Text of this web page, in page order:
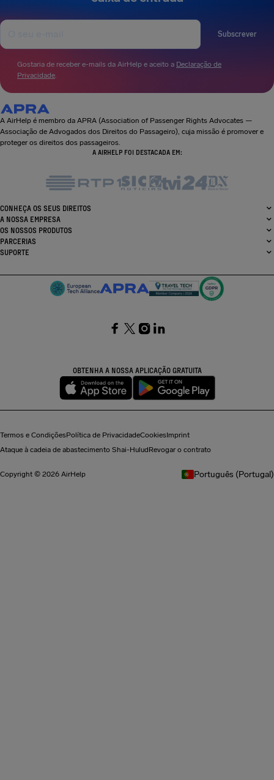
Subscrever
Gostaria de receber e-mails da AirHelp e aceito a Declaração de
Privacidade.
A AirHelp é membro da APRA (Association of Passenger Rights Advocates —
Associação de Advogados dos Direitos do Passageiro), cuja missão é promover e
proteger os direitos dos passageiros.
A AIRHELP FOI DESTACADA EM:
CONHEÇA OS SEUS DIREITOS
A NOSSA EMPRESA
OS NOSSOS PRODUTOS
PARCERIAS
SUPORTE
OBTENHA A NOSSA APLICAÇÃO GRATUITA
Termos e CondiçõesPolítica de PrivacidadeCookiesImprint
Ataque à cadeia de abastecimento Shai-HuludRevogar o contrato
Copyright © 2026 AirHelp Português (Portugal)